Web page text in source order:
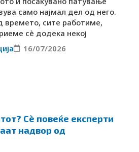
само најмал дел од него.
времето, сите работиме,
сè додека некој
16/07/2026
Сè повеќе експерти
надвор од